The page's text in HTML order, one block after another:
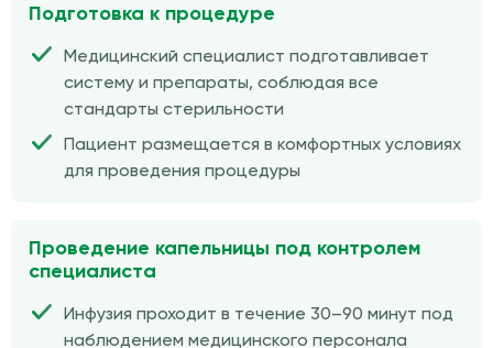
Подготовка к процедуре
Медицинский специалист подготавливает
систему и препараты, соблюдая все
стандарты стерильности
Пациент размещается в комфортных условиях
для проведения процедуры
Проведение капельницы под контролем
специалиста
Инфузия проходит в течение 30–90 минут под
наблюдением медицинского персонала